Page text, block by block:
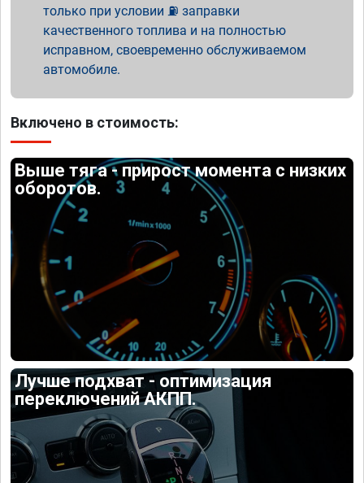
только при условии ⛽ заправки
качественного топлива и на полностью
исправном, своевременно обслуживаемом
автомобиле.
Включено в стоимость:
Выше тяга - прирост момента с низких
оборотов.
Лучше подхват - оптимизация
переключений АКПП.